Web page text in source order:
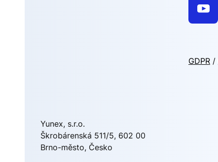
Yunex, s.r.o.
Škrobárenská 511/5, 602 00
Brno-město, Česko
GDPR